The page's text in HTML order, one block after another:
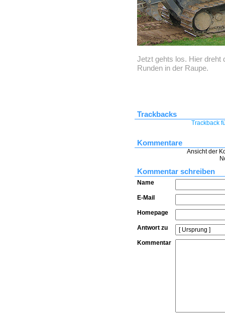
Jetzt gehts los. Hier dreht
Runden in der Raupe.
Trackbacks
Trackback
Kommentare
Ansicht der
Kommentar schreiben
Name
E-Mail
Homepage
Antwort zu
Kommentar